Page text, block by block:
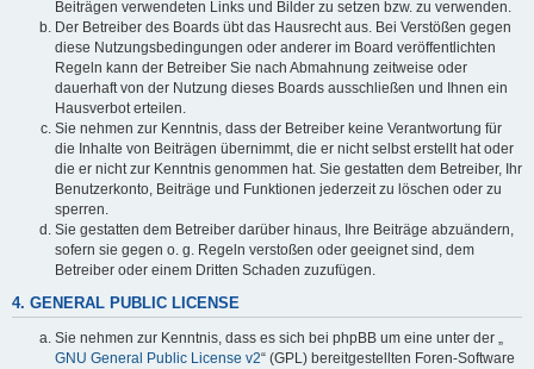
Beiträgen verwendeten Links und Bilder zu setzen bzw. zu verwenden.
Der Betreiber des Boards übt das Hausrecht aus. Bei Verstößen gegen
diese Nutzungsbedingungen oder anderer im Board veröffentlichten
Regeln kann der Betreiber Sie nach Abmahnung zeitweise oder
dauerhaft von der Nutzung dieses Boards ausschließen und Ihnen ein
Hausverbot erteilen.
Sie nehmen zur Kenntnis, dass der Betreiber keine Verantwortung für
die Inhalte von Beiträgen übernimmt, die er nicht selbst erstellt hat oder
die er nicht zur Kenntnis genommen hat. Sie gestatten dem Betreiber, Ihr
Benutzerkonto, Beiträge und Funktionen jederzeit zu löschen oder zu
sperren.
Sie gestatten dem Betreiber darüber hinaus, Ihre Beiträge abzuändern,
sofern sie gegen o. g. Regeln verstoßen oder geeignet sind, dem
Betreiber oder einem Dritten Schaden zuzufügen.
4. GENERAL PUBLIC LICENSE
Sie nehmen zur Kenntnis, dass es sich bei phpBB um eine unter der „
GNU General Public License v2“ (GPL) bereitgestellten Foren-Software